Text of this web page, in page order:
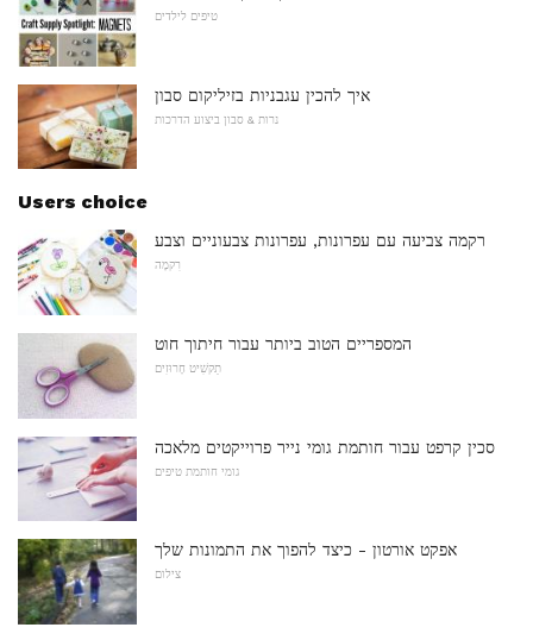
טיפים לילדים
איך להכין עגבניות בזיליקום סבון
נרות & סבון ביצוע הדרכות
Users choice
רקמה צביעה עם עפרונות, עפרונות צבעוניים וצבע
רִקמָה
המספריים הטוב ביותר עבור חיתוך חוט
תַקשִׁיט חָרוּזִים
סכין קרפט עבור חותמת גומי נייר פרוייקטים מלאכה
גומי חותמת טיפים
אפקט אורטון - כיצד להפוך את התמונות שלך
צילום